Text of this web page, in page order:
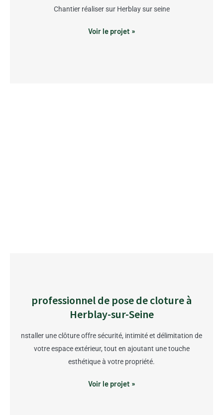
Chantier réaliser sur Herblay sur seine
Voir le projet »
professionnel de pose de cloture à
Herblay-sur-Seine
nstaller une clôture offre sécurité, intimité et délimitation de
votre espace extérieur, tout en ajoutant une touche
esthétique à votre propriété.
Voir le projet »